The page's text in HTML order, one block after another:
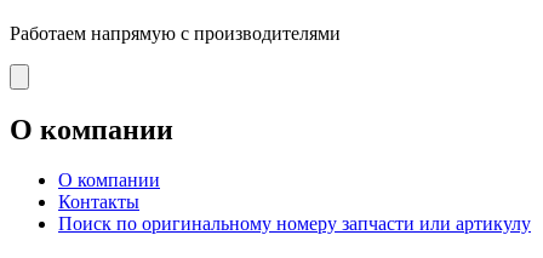
Работаем напрямую с производителями
О компании
О компании
Контакты
Поиск по оригинальному номеру запчасти или артикулу